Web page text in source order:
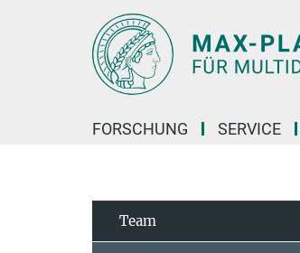
FORSCHUNG SERVICE
Team